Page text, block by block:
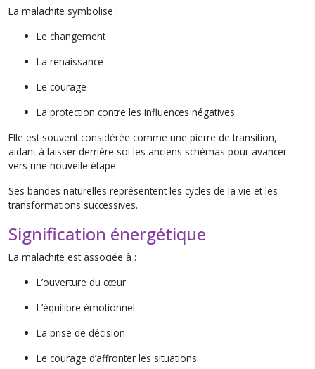
La malachite symbolise :
Le changement
La renaissance
Le courage
La protection contre les influences négatives
Elle est souvent considérée comme une pierre de transition,
aidant à laisser derrière soi les anciens schémas pour avancer
vers une nouvelle étape.
Ses bandes naturelles représentent les cycles de la vie et les
transformations successives.
Signification énergétique
La malachite est associée à :
L’ouverture du cœur
L’équilibre émotionnel
La prise de décision
Le courage d’affronter les situations